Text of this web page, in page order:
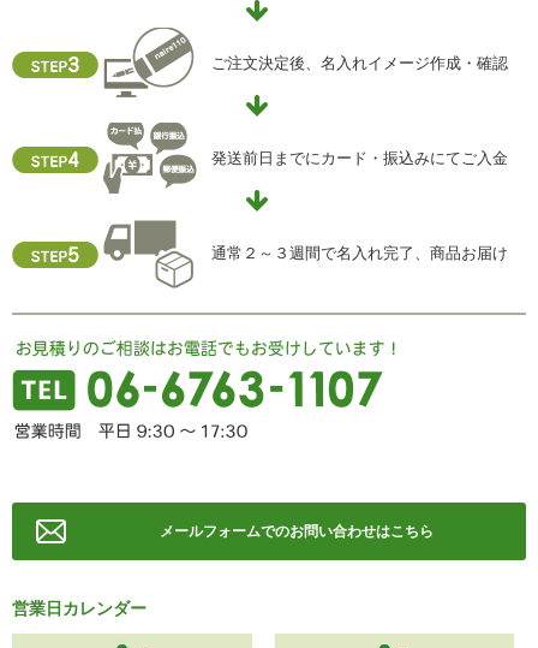
i) 個人情報保護方針
当社ホームページの個人情報保護方針をご覧下さい
住所 ：大阪市中央区瓦屋町2-13-5
TEL ： 06-6763-5415
FAX ： 06-6763-0829
ご注文決定後、名入れイメージ作成・確認
発送前日までにカード・振込みにてご入金
通常２～３週間で名入れ完了、商品お届け
メールフォームでのお問い合わせはこちら
営業日カレンダー